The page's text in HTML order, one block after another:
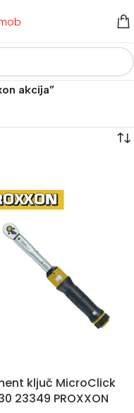
akcija”
ključ MicroClick
23349 PROXXON